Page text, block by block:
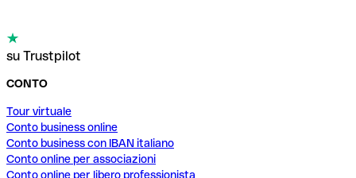
su Trustpilot
CONTO
Tour virtuale
Conto business online
Conto business con IBAN italiano
Conto online per associazioni
Conto online per libero professionista